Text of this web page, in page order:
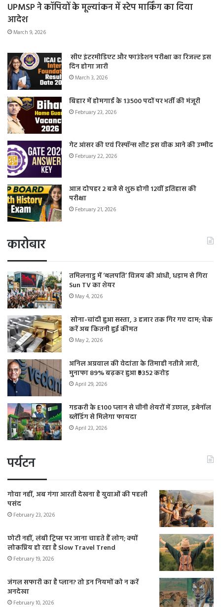
UPMSP ने कॉपियों के मूल्यांकन में स्टेप मार्किंग का दिया
आदेश
March 9, 2026
सीए इंटरमीडिएट और फाउंडेशन परीक्षा का रिजल्ट इस
दिन होगा जारी
March 3, 2026
बिहार में होमगार्ड के 13500 पदों पर भर्ती की मंजूरी
February 23, 2026
गेट आंसर की एवं रिस्पॉन्स शीट इस वीक आने की उम्मीद
February 22, 2026
आज दोपहर 2 बजे से शुरू होगी 12वीं इतिहास की
परीक्षा
February 21, 2026
कारोबार
तमिलनाडु में ‘थलपति’ विजय की आंधी, धड़ाम से गिरा
Sun TV का शेयर
May 4, 2026
सोना-चांदी हुआ सस्ता, 3 हजार तक गिर गए दाम; चेक
करें अब कितनी हुई कीमत
May 2, 2026
अनिल अग्रवाल की वेदांता के तिमाही नतीजे जारी,
मुनाफा 89% बढ़कर हुआ ₹9352 करोड़
April 29, 2026
गडकरी के E100 प्लान से चीनी शेयरों में उछाल, इथेनॉल
ब्लेंडिंग से मिलेगा फायदा
April 23, 2026
पर्यटन
गोवा नहीं, अब गंगा आरती देखना है युवाओं की पहली
पसंद
February 23, 2026
छोटी नहीं, लंबी ट्रिप्स पर जाना चाहते हैं लोग; क्यों
लोकप्रिय हो रहा है Slow Travel Trend
February 19, 2026
जंगल सफारी का है प्लान? तो इन नियमों को न करें
अनदेखा
February 10, 2026